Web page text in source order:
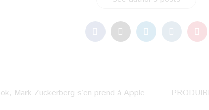
Mark Zuckerberg s’en prend à Apple